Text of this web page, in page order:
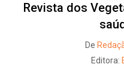
Revista dos
De
Editora: